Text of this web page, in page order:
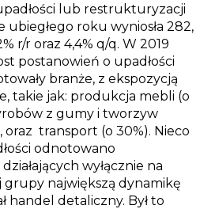
lub restrukturyzacji
roku wyniosła 282,
r/r oraz 4,4% q/q. W 2019
postanowień o upadłości
branże, z ekspozycją
takie jak: produkcja mebli (o
z gumy i tworzyw
oraz transport (o 30%). Nieco
odnotowano
wyłącznie na
największą dynamikę
handel detaliczny. Był to